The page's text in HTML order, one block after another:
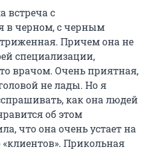
встреча с
в черном, с черным
Причем она не
специализации,
врачом. Очень приятная,
не лады. Но я
как она людей
об этом
что она очень устает на
«клиентов». Прикольная